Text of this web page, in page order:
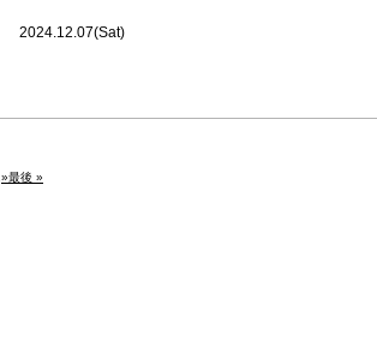
2024.12.07(Sat)
»最後 »